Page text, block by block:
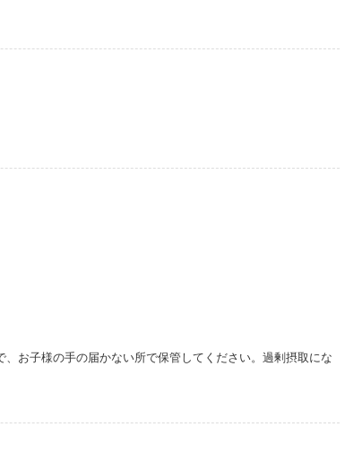
お子様の手の届かない所で保管してください。過剰摂取にな